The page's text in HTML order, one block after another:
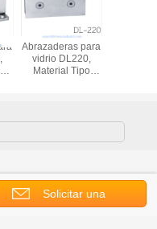
Abrazaderas para
vidrio DL220,
Material Tipo
Solicitar una
del Sitio|Privacy Policy